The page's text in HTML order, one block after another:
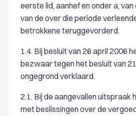
eerste lid, aanhef en onder a,
van de over die periode
betrokkene teruggevorderd.
1.4. Bij besluit van 26 april 2006
bezwaar tegen het besluit van
ongegrond verklaard.
2.1. Bij de aangevallen uitspraak
met beslissingen over de